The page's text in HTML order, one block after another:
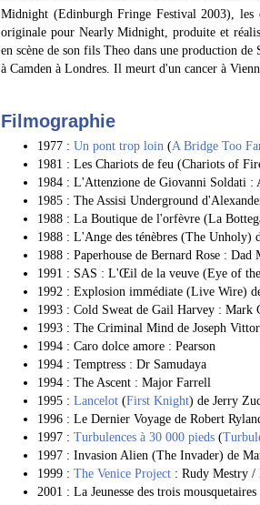
Midnight (Edinburgh Fringe Festival 2003),
originale pour Nearly Midnight, produite et
en scène de son fils Theo dans une production
à Camden à Londres. Il meurt d'un cancer à
Filmographie
1977 : Un pont trop loin (A Bridge Too
1981 : Les Chariots de feu (Chariots of
1984 : L'Attenzione de Giovanni Soldati :
1985 : The Assisi Underground
1988 : La Boutique de l'orfèvre (La
1988 : L'Ange des ténèbres (The Unholy)
1988 : Paperhouse de Bernard Rose : Dad
1991 : SAS : L'Œil de la veuve (Eye of
1992 : Explosion immédiate (Live Wire)
1993 : Cold Sweat de Gail Harvey : Mark
1993 : The Criminal Mind de Joseph
1994 : Caro dolce amore : Pearson
1994 : Temptress : Dr Samudaya
1994 : The Ascent : Major Farrell
1995 : Lancelot (First Knight) de Jerry
1996 : Le Dernier Voyage de Robert
1997 : Turbulences à 30 000 pieds (
1997 : Invasion Alien (The Invader) de
1999 : The Venice Project : Rudy Mestry /
2001 : La Jeunesse des trois